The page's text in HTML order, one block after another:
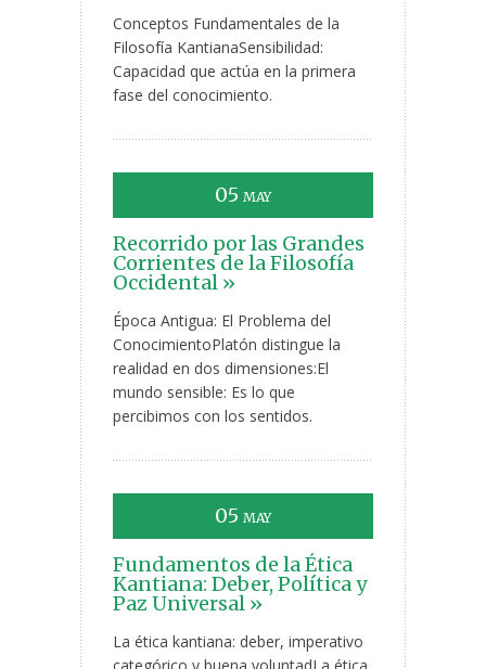
Conceptos Fundamentales de la
Filosofía KantianaSensibilidad:
Capacidad que actúa en la primera
fase del conocimiento.
05 MAY
Recorrido por las Grandes
Corrientes de la Filosofía
Occidental »
Época Antigua: El Problema del
ConocimientoPlatón distingue la
realidad en dos dimensiones:El
mundo sensible: Es lo que
percibimos con los sentidos.
05 MAY
Fundamentos de la Ética
Kantiana: Deber, Política y
Paz Universal »
La ética kantiana: deber, imperativo